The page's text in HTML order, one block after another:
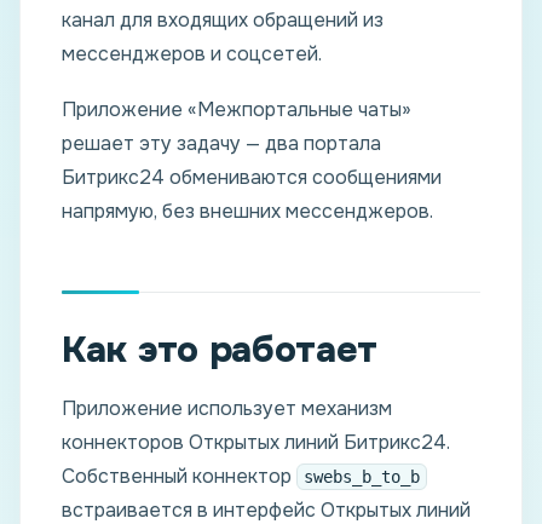
канал для входящих обращений из
мессенджеров и соцсетей.
Приложение «Межпортальные чаты»
решает эту задачу — два портала
Битрикс24 обмениваются сообщениями
напрямую, без внешних мессенджеров.
Как это работает
Приложение использует механизм
коннекторов Открытых линий Битрикс24.
Собственный коннектор
swebs_b_to_b
встраивается в интерфейс Открытых линий